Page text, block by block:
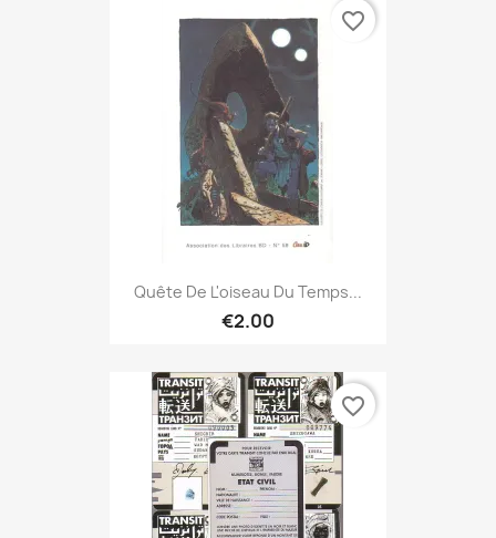
Quête De L'oiseau Du Temps...
€2.00
favorite_border
favorite_border